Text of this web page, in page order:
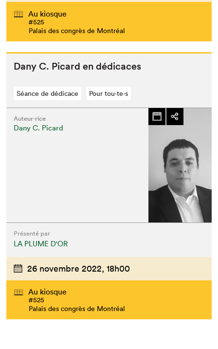
Au kiosque
#525
Palais des congrès de Montréal
Dany C. Picard en dédicaces
Séance de dédicace Pour tou⋅te⋅s
Auteur·rice
Dany C. Picard
Présenté par
LA PLUME D'OR
26 novembre 2022, 18h00
Au kiosque
#525
Palais des congrès de Montréal